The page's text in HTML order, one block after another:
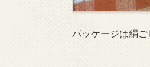
パッケージは絹